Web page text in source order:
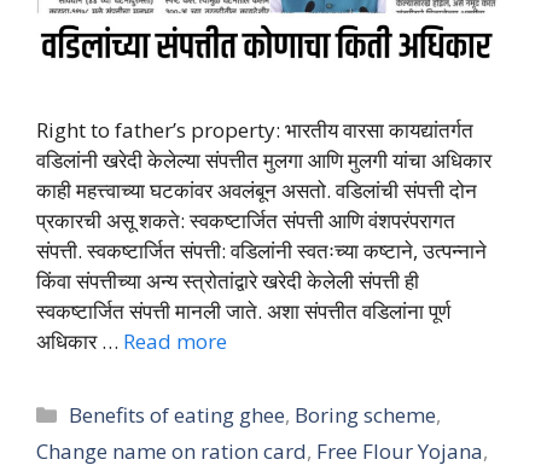
Right to father’s property: भारतीय वारसा कायद्यांतर्गत
वडिलांनी खरेदी केलेल्या संपत्तीत मुलगा आणि मुलगी यांचा अधिकार
काही महत्त्वाच्या घटकांवर अवलंबून असतो. वडिलांची संपत्ती दोन
प्रकारची असू शकते: स्वकष्टार्जित संपत्ती आणि वंशपरंपरागत
संपत्ती. स्वकष्टार्जित संपत्ती: वडिलांनी स्वतःच्या कष्टाने, उत्पन्नाने
किंवा संपत्तीच्या अन्य स्त्रोतांद्वारे खरेदी केलेली संपत्ती ही
स्वकष्टार्जित संपत्ती मानली जाते. अशा संपत्तीत वडिलांना पूर्ण
अधिकार … Read more
Categories
Benefits of eating ghee, Boring scheme,
Change name on ration card, Free Flour Yojana,